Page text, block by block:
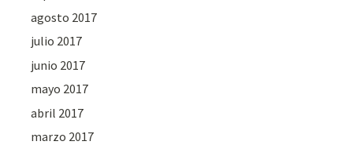
agosto 2017
julio 2017
junio 2017
mayo 2017
abril 2017
marzo 2017